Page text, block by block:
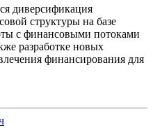
диверсификация
структуры на базе
с финансовыми потоками
разработке новых
финансирования для